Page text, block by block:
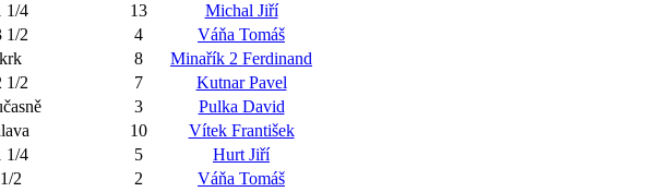
1/4 13
Michal Jiří
1/2 4
Váňa Tomáš
krk 8
Minařík 2 Ferdinand
1/2 7
Kutnar Pavel
3
Pulka David
10
Vítek František
1/4 5
Hurt Jiří
1/2 2
Váňa Tomáš